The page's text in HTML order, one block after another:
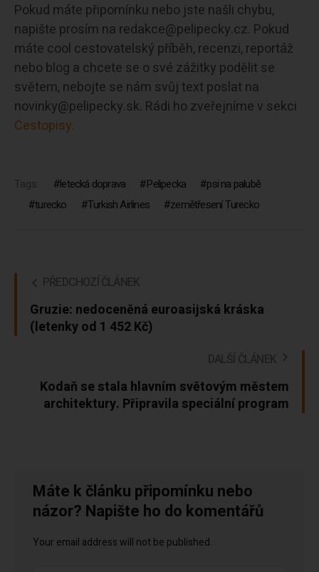
Pokud máte připomínku nebo jste našli chybu,
napište prosím na redakce@pelipecky.cz. Pokud
máte cool cestovatelský příběh, recenzi, reportáž
nebo blog a chcete se o své zážitky podělit se
světem, nebojte se nám svůj text poslat na
novinky@pelipecky.sk. Rádi ho zveřejníme v sekci
Cestopisy.
Tags: letecká doprava Pelipecka
psi na palubě
turecko
Turkish Airlines zemětřesení Turecko
PŘEDCHOZÍ ČLÁNEK
Gruzie: nedoceněná euroasijská kráska
(letenky od 1 452 Kč)
DALŠÍ ČLÁNEK
Kodaň se stala hlavním světovým městem
architektury. Připravila speciální program
Máte k článku připomínku nebo
názor? Napište ho do komentářů
Your email address will not be published.